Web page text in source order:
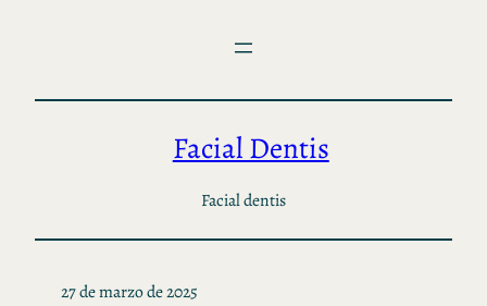
Facial Dentis
Facial dentis
27 de marzo de 2025